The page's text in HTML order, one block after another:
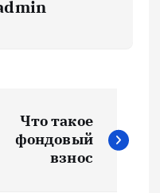
Что такое
фондовый
взнос